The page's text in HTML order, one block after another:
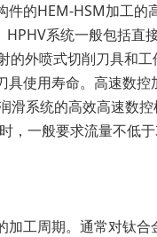
的HEM-HSM加工
系统一般包括直
外喷式切削刀具和
使用寿命。高速数
系统的高效高速数
，一般要求流量不低
工周期。通常对钛合